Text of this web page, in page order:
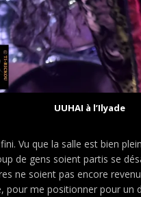
UUHAI à l’Ilyade
Vu que la salle est bien
de gens soient partis se
ne soient pas encore
pour me positionner pour un